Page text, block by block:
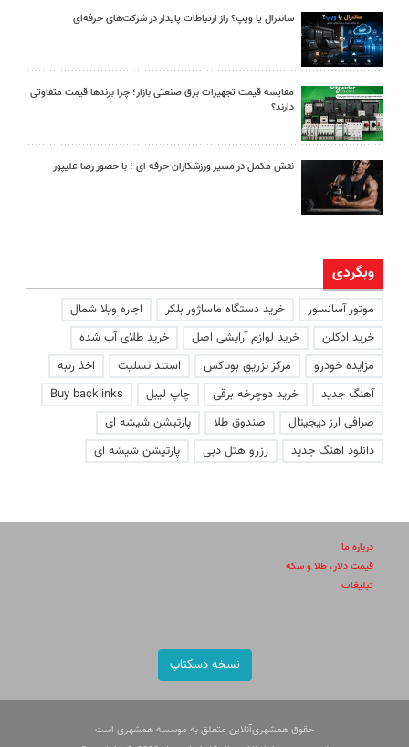
سانترال یا ویپ؟ راز ارتباطات پایدار در شرکت‌های حرفه‌ای
مقایسه قیمت تجهیزات برق صنعتی بازار؛ چرا برندها قیمت متفاوتی
دارند؟
نقش مکمل در مسیر ورزشکاران حرفه ای ؛ با حضور رضا علیپور
وبگردی
موتور آسانسور خرید دستگاه ماساژور بلکر
اجاره ویلا شمال
خرید ادکلن
خرید لوازم آرایشی اصل
خرید طلای آب شده
مزایده خودرو
مرکز تزریق بوتاکس استند تسلیت
اخذ رتبه
آهنگ جدید
خرید دوچرخه برقی چاپ لیبل
Buy backlinks
صرافی ارز دیجیتال
صندوق طلا
پارتیشن شیشه ای
دانلود اهنگ جدید
رزرو هتل دبی پارتیشن شیشه ای
درباره ما
قیمت دلار، طلا و سکه
تبلیغات
نسخه دسکتاپ
حقوق همشهری‌آنلاین متعلق به موسسه همشهری است